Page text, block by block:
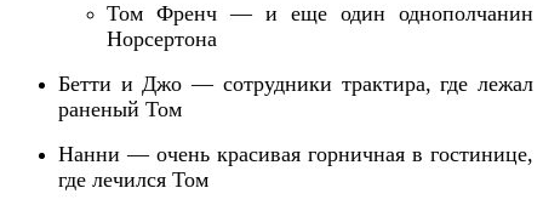
Том Френч — и еще один однополчанин
Норсертона
Бетти и Джо — сотрудники трактира, где лежал
раненый Том
Нанни — очень красивая горничная в гостинице,
где лечился Том